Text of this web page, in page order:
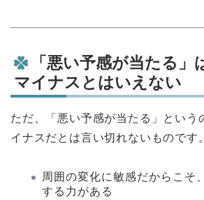
「悪い予感が当たる」
マイナスとはいえない
ただ、「悪い予感が当たる」という
イナスだとは言い切れないものです。
周囲の変化に敏感だからこそ
する力がある